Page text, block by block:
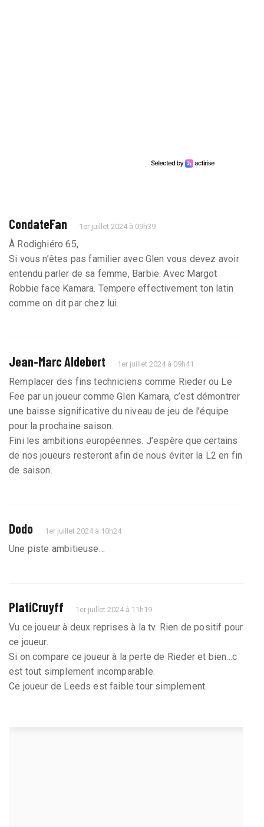
CondateFan 1er juillet 2024 à 09h39
À Rodighiéro 65,
Si vous n’êtes pas familier avec Glen vous devez avoir
entendu parler de sa femme, Barbie. Avec Margot
Robbie face Kamara. Tempere effectivement ton latin
comme on dit par chez lui.
Jean-Marc Aldebert 1er juillet 2024 à 09h41
Remplacer des fins techniciens comme Rieder ou Le
Fee par un joueur comme Glen Kamara, c’est démontrer
une baisse significative du niveau de jeu de l’équipe
pour la prochaine saison.
Fini les ambitions européennes. J’espère que certains
de nos joueurs resteront afin de nous éviter la L2 en fin
de saison.
Dodo 1er juillet 2024 à 10h24
Une piste ambitieuse…
PlatiCruyff 1er juillet 2024 à 11h19
Vu ce joueur à deux reprises à la tv. Rien de positif pour
ce joueur.
Si on compare ce joueur à la perte de Rieder et bien...c
est tout simplement incomparable.
Ce joueur de Leeds est faible tour simplement.